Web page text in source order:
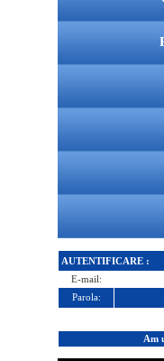
AUTENTIFICARE :
E-mail:
Parola:
Am